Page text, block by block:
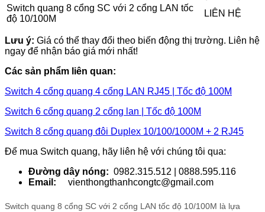
Switch quang 8 cổng SC với 2 cổng LAN tốc
độ 10/100M
LIÊN HỆ
Lưu ý: Giá có thể thay đổi theo biến động thị trường. Liên hệ
ngay để nhận báo giá mới nhất!
Các sản phẩm liên quan:
Switch 4 cổng quang 4 cổng LAN RJ45 | Tốc độ 100M
Switch 6 cổng quang 2 cổng lan | Tốc độ 100M
Switch 8 cổng quang đôi Duplex 10/100/1000M + 2 RJ45
Để mua Switch quang, hãy liên hệ với chúng tôi qua:
Đường dây nóng: 0982.315.512 | 0888.595.116
Email: vienthongthanhcongtc@gmail.com
Switch quang 8 cổng SC với 2 cổng LAN tốc độ 10/100M là lựa